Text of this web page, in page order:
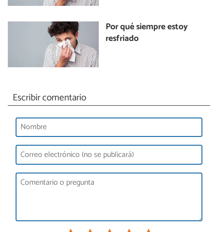
Por qué siempre estoy
resfriado
Escribir comentario